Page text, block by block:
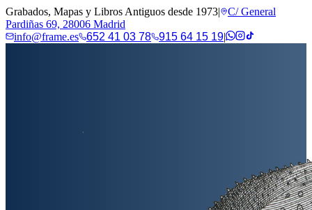
Grabados, Mapas y Libros Antiguos desde 1973|
C/ General
Pardiñas 69, 28006 Madrid
info@frame.es
652 41 03 78 915 64 15 19|